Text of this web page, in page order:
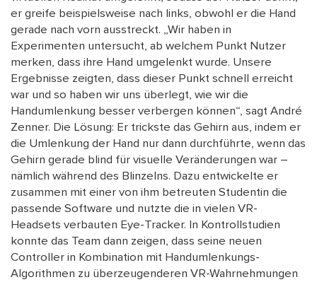
er greife beispielsweise nach links, obwohl er die Hand
gerade nach vorn ausstreckt. „Wir haben in
Experimenten untersucht, ab welchem Punkt Nutzer
merken, dass ihre Hand umgelenkt wurde. Unsere
Ergebnisse zeigten, dass dieser Punkt schnell erreicht
war und so haben wir uns überlegt, wie wir die
Handumlenkung besser verbergen können“, sagt André
Zenner. Die Lösung: Er trickste das Gehirn aus, indem er
die Umlenkung der Hand nur dann durchführte, wenn das
Gehirn gerade blind für visuelle Veränderungen war –
nämlich während des Blinzelns. Dazu entwickelte er
zusammen mit einer von ihm betreuten Studentin die
passende Software und nutzte die in vielen VR-
Headsets verbauten Eye-Tracker. In Kontrollstudien
konnte das Team dann zeigen, dass seine neuen
Controller in Kombination mit Handumlenkungs-
Algorithmen zu überzeugenderen VR-Wahrnehmungen